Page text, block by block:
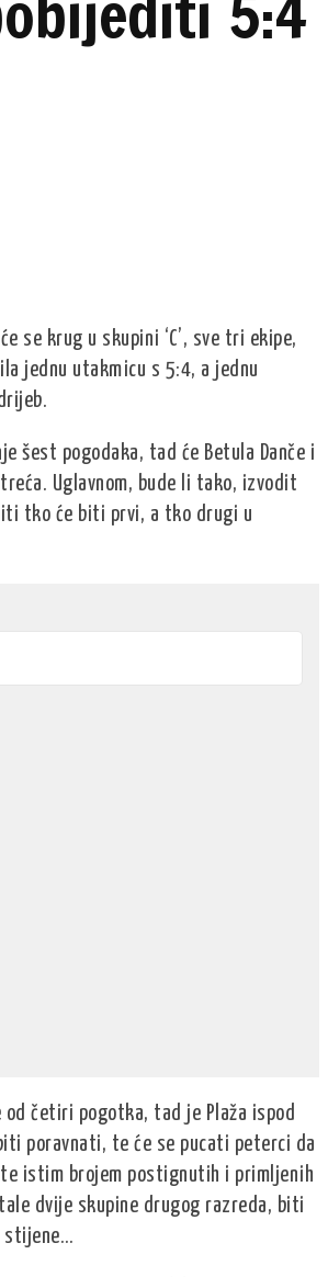
se krug u skupini ‘C’, sve tri ekipe,
jednu utakmicu s 5:4, a jednu
šest pogodaka, tad će Betula Danče i
Uglavnom, bude li tako, izvodit
tko će biti prvi, a tko drugi u
od četiri pogotka, tad je Plaža ispod
poravnati, te će se pucati peterci da
istim brojem postignutih i primljenih
dvije skupine drugog razreda, biti
stijene…